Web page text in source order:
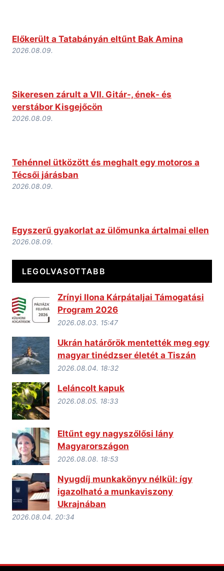
Előkerült a Tatabányán eltűnt Bak Amina
2026.08.09.
Sikeresen zárult a VII. Gitár-, ének- és
verstábor Kisgejőcön
2026.08.09.
Tehénnel ütközött és meghalt egy motoros a
Técsői járásban
2026.08.09.
Egyszerű gyakorlat az ülőmunka ártalmai ellen
2026.08.09.
LEGOLVASOTTABB
Zrínyi Ilona Kárpátaljai Támogatási
Program 2026
2026.08.03. 15:47
Ukrán határőrök mentették meg egy
magyar tinédzser életét a Tiszán
2026.08.04. 18:32
Leláncolt kapuk
2026.08.05. 18:33
Eltűnt egy nagyszőlősi lány
Magyarországon
2026.08.08. 18:53
Nyugdíj munkakönyv nélkül: így
igazolható a munkaviszony
Ukrajnában
2026.08.04. 20:34